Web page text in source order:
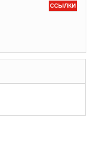
ССЫЛКИ